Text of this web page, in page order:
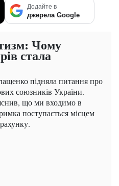
Додайте в
джерела Google
Чому
стала
підняла питання про
союзників України.
що ми входимо в
поступається місцем